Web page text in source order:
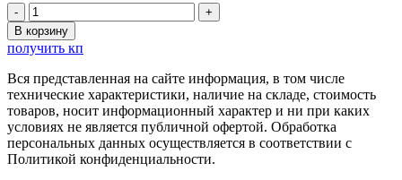
Количество
товара
Образовательный
модуль
"Трасса"
TA-
0842-
P1
В корзину
получить кп
Вся представленная на сайте информация, в том числе
технические характеристики, наличие на складе, стоимость
товаров, носит информационный характер и ни при каких
условиях не является публичной офертой. Обработка
персональных данных осуществляется в соответствии с
Политикой конфиденциальности.